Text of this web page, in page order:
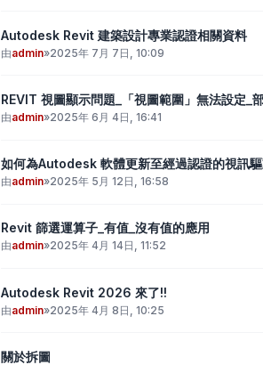
Autodesk Revit 建築設計專業認證相關資料
由admin»2025年 7月 7日, 10:09
REVIT 視圖顯示問題_「視圖範圍」無法設定_
由admin»2025年 6月 4日, 16:41
如何為Autodesk 軟體更新至經過認證的視訊
由admin»2025年 5月 12日, 16:58
Revit 篩選運算子_有值_沒有值的應用
由admin»2025年 4月 14日, 11:52
Autodesk Revit 2026 來了!!
由admin»2025年 4月 8日, 10:25
關於拆圖